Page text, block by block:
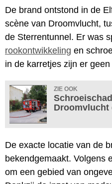
De brand ontstond in de
scène van Droomvlucht,
de Sterrentunnel. Er was
rookontwikkeling en
in de karretjes zijn er
ZIE OOK
Droomvlucht
De exacte locatie van de
bekendgemaakt. Volgens
om een gebied van